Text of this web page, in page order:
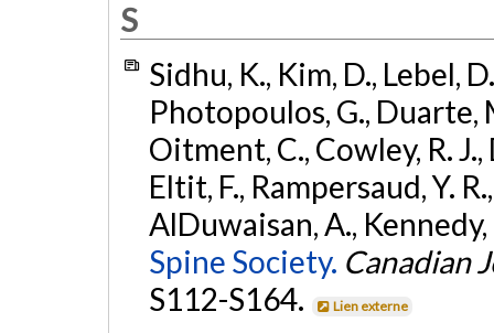
S
Sidhu, K., Kim, D., Lebel,
Photopoulos, G., Duarte,
Oitment, C., Cowley, R. J.,
Eltit, F., Rampersaud, Y.
AlDuwaisan, A., Kennedy,
Spine Society. Canadian
S112-S164.
Lien externe